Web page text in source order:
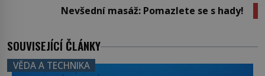
Nevšední masáž: Pomazlete se s hady!
SOUVISEJÍCÍ ČLÁNKY
VĚDA A TECHNIKA